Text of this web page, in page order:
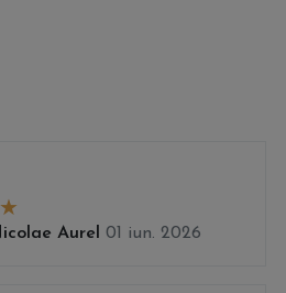
Aurel 01 iun. 2026